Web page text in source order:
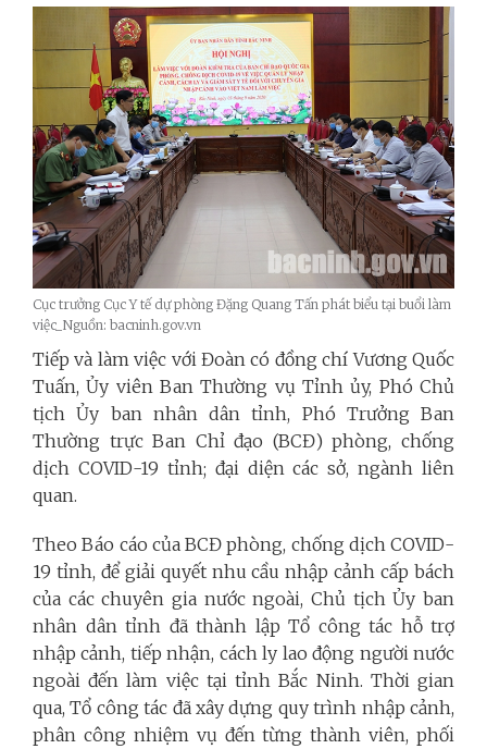
Cục trưởng Cục Y tế dự phòng Đặng Quang Tấn phát biểu tại buổi làm
việc_Nguồn: bacninh.gov.vn
Tiếp và làm việc với Đoàn có đồng chí Vương Quốc
Tuấn, Ủy viên Ban Thường vụ Tỉnh ủy, Phó Chủ
tịch Ủy ban nhân dân tỉnh, Phó Trưởng Ban
Thường trực Ban Chỉ đạo (BCĐ) phòng, chống
dịch COVID-19 tỉnh; đại diện các sở, ngành liên
quan.
Theo Báo cáo của BCĐ phòng, chống dịch COVID-
19 tỉnh, để giải quyết nhu cầu nhập cảnh cấp bách
của các chuyên gia nước ngoài, Chủ tịch Ủy ban
nhân dân tỉnh đã thành lập Tổ công tác hỗ trợ
nhập cảnh, tiếp nhận, cách ly lao động người nước
ngoài đến làm việc tại tỉnh Bắc Ninh. Thời gian
qua, Tổ công tác đã xây dựng quy trình nhập cảnh,
phân công nhiệm vụ đến từng thành viên, phối